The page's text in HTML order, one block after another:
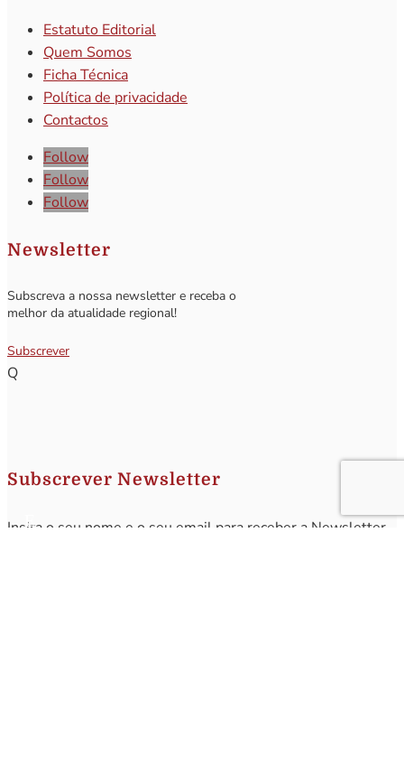
Estatuto Editorial
Quem Somos
Ficha Técnica
Política de privacidade
Contactos
Follow
Follow
Follow
Newsletter
Subscreva a nossa newsletter e receba o
melhor da atualidade regional!
Subscrever
Q
Subscrever Newsletter
Insira o seu nome e o seu email para receber a Newsletter.